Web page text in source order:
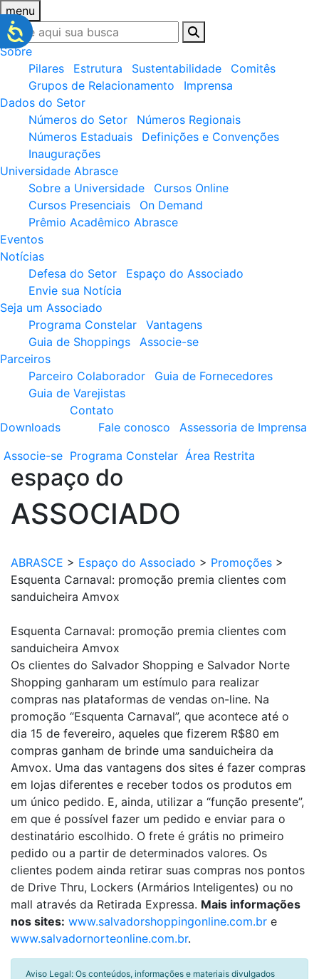
menu
Sobre
Pilares
Estrutura Sustentabilidade
Comitês
Grupos de Relacionamento
Imprensa
Dados do Setor
Números do Setor
Números Regionais
Números Estaduais
Definições e Convenções
Inaugurações
Universidade Abrasce
Sobre a Universidade
Cursos Online
Cursos Presenciais
On Demand
Prêmio Acadêmico Abrasce
Eventos
Notícias
Defesa do Setor
Espaço do Associado
Envie sua Notícia
Seja um Associado
Programa Constelar
Vantagens
Guia de Shoppings
Associe-se
Parceiros
Parceiro Colaborador
Guia de Fornecedores
Guia de Varejistas
Downloads
Contato
Fale conosco
Assessoria de Imprensa
Associe-se Programa Constelar Área Restrita
espaço do
ASSOCIADO
ABRASCE > Espaço do Associado > Promoções >
Esquenta Carnaval: promoção premia clientes com
sanduicheira Amvox
Esquenta Carnaval: promoção premia clientes com
sanduicheira Amvox
Os clientes do Salvador Shopping e Salvador Norte
Shopping ganharam um estímulo para realizar
compras nas plataformas de vendas on-line. Na
promoção “Esquenta Carnaval”, que acontece até o
dia 15 de fevereiro, aqueles que fizerem R$80 em
compras ganham de brinde uma sanduicheira da
Amvox. Uma das vantagens dos sites é fazer compras
em lojas diferentes e receber todos os produtos em
um único pedido. E, ainda, utilizar a “função presente”,
em que é possível fazer um pedido e enviar para o
destinatário escolhido. O frete é grátis no primeiro
pedido ou a partir de determinados valores. Os
clientes podem ainda retirar suas compras nos pontos
de Drive Thru, Lockers (Armários Inteligentes) ou no
mall através da Retirada Expressa. Mais informações
nos sites: www.salvadorshoppingonline.com.br e
www.salvadornorteonline.com.br.
Aviso Legal: Os conteúdos, informações e materiais divulgados